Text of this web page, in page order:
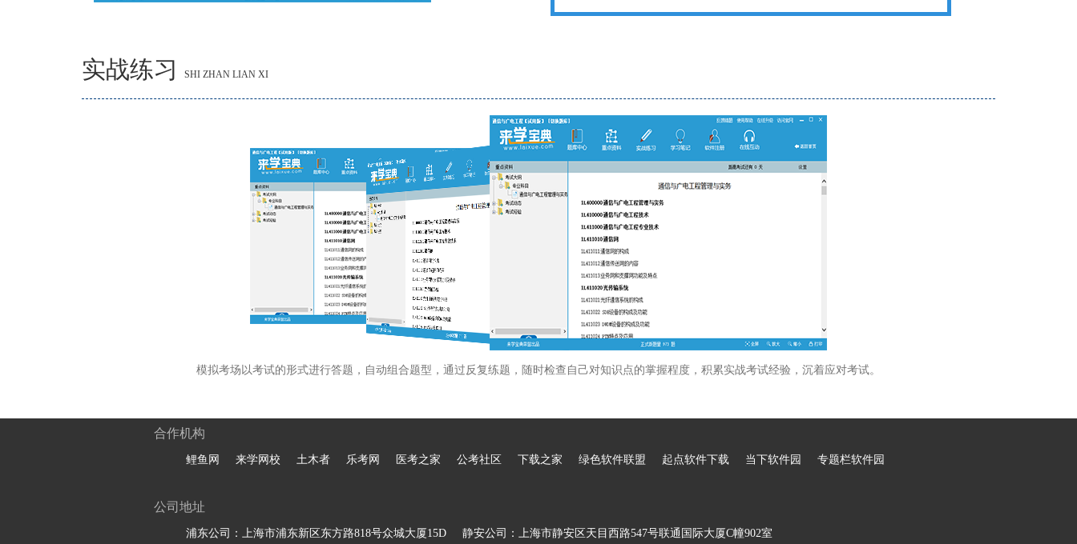
实战练习 SHI ZHAN LIAN XI
模拟考场以考试的形式进行答题，自动组合题型，通过反复练题，随时检查自己对知识点的掌握程度，积累实战考试经验，沉着应对考试。
合作机构
鲤鱼网 来学网校 土木者 乐考网 医考之家 公考社区 下载之家 绿色软件联盟 起点软件下载 当下软件园 专题栏软件园
公司地址
浦东公司：上海市浦东新区东方路818号众城大厦15D 静安公司：上海市静安区天目西路547号联通国际大厦C幢902室